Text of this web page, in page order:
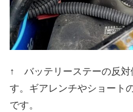
↑ バッテリーステーの反対
す。ギアレンチやショート
です。